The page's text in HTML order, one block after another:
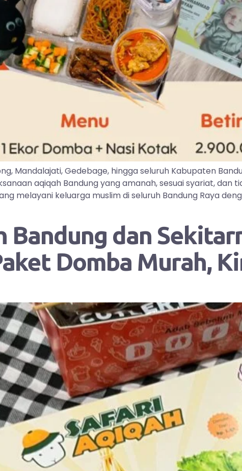
Mandalajati, Gedebage, hingga seluruh Kabupaten
aqiqah Bandung yang amanah, sesuai syariat, dan
melayani keluarga muslim di seluruh Bandung Raya
Bandung dan
Domba Murah,